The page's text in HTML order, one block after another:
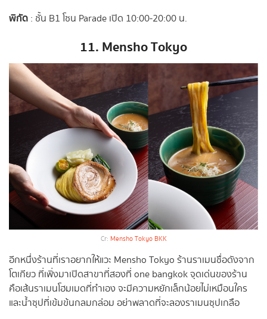
พิกัด : ชั้น B1 โซน Parade เปิด 10:00-20:00 น.
11. Mensho Tokyo
Cr: Mensho Tokyo BKK
อีกหนึ่งร้านที่เราอยากให้แวะ Mensho Tokyo ร้านราเมนชื่อดังจาก
โตเกียว ที่เพิ่งมาเปิดสาขาที่สองที่ one bangkok จุดเด่นของร้าน
คือเส้นราเมนโฮมเมดที่ทำเอง จะมีความหยักเล็กน้อยไม่เหมือนใคร
และน้ำซุปที่เข้มข้นกลมกล่อม อย่าพลาดที่จะลองราเมนซุปเกลือ